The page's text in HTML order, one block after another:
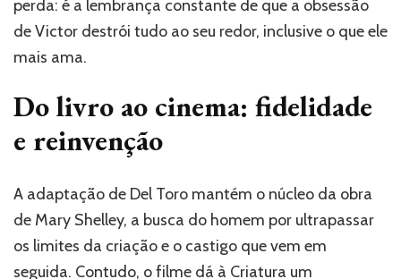
perda: é a lembrança constante de que a obsessão
de Victor destrói tudo ao seu redor, inclusive o que ele
mais ama.
Do livro ao cinema: fidelidade
e reinvenção
A adaptação de Del Toro mantém o núcleo da obra
de Mary Shelley, a busca do homem por ultrapassar
os limites da criação e o castigo que vem em
seguida. Contudo, o filme dá à Criatura um